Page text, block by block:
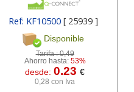
Ref: KF10500 [ 25939 ]
Disponible
Tarifa :0,49
Ahorro hasta: 53%
desde:0.23€
0,28 con Iva